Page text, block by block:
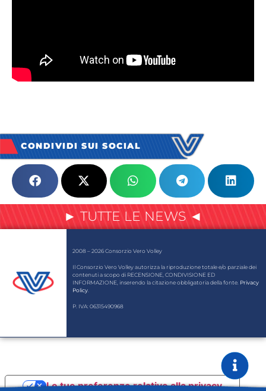
CONDIVIDI SUI SOCIAL
► TUTTE LE NEWS ◄
2008 – 2026 Consorzio Vero Volley
Il Consorzio Vero Volley autorizza la riproduzione totale e/o parziale dei
contenuti a scopo di RECENSIONE, CONDIVISIONE ED
INFORMAZIONE, inserendo la citazione obbligatoria della fonte. Privacy
Policy
P. IVA: 06315490968
Le tue preferenze relative alla privacy